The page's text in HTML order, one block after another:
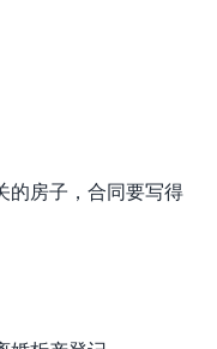
的房子，合同要写得